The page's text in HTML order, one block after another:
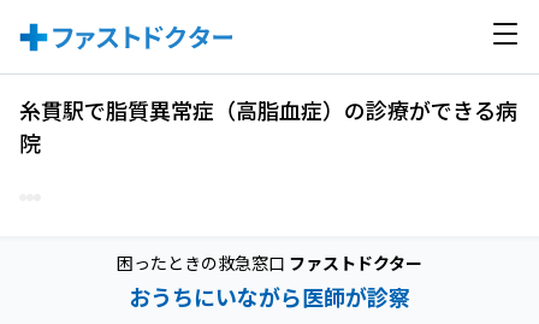
糸貫駅で脂質異常症（高脂血症）の診療ができる病
院
困ったときの救急窓口 ファストドクター
おうちにいながら医師が診察